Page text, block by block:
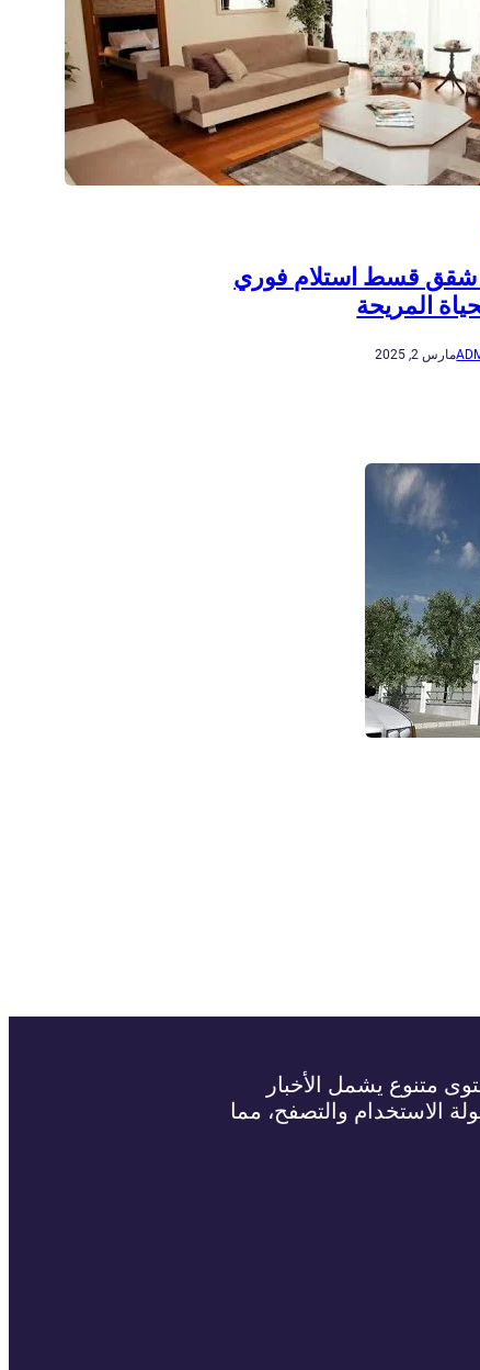
قسط استلام فوري
المريحة
مارس 2, 2025
متنوع يشمل الأخبار
الاستخدام والتصفح، مما